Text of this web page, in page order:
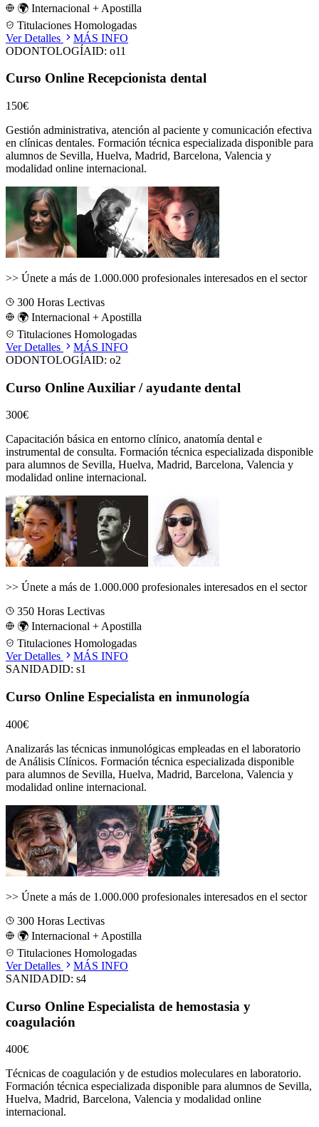
🌍 Internacional + Apostilla
Titulaciones Homologadas
Ver Detalles
MÁS INFO
ODONTOLOGÍAID: o11
Curso Online Recepcionista dental
150€
Gestión administrativa, atención al paciente y comunicación efectiva
en clínicas dentales. Formación técnica especializada disponible para
alumnos de Sevilla, Huelva, Madrid, Barcelona, Valencia y
modalidad online internacional.
>> Únete a más de 1.000.000 profesionales interesados en el sector
300 Horas Lectivas
🌍 Internacional + Apostilla
Titulaciones Homologadas
Ver Detalles
MÁS INFO
ODONTOLOGÍAID: o2
Curso Online Auxiliar / ayudante dental
300€
Capacitación básica en entorno clínico, anatomía dental e
instrumental de consulta. Formación técnica especializada disponible
para alumnos de Sevilla, Huelva, Madrid, Barcelona, Valencia y
modalidad online internacional.
>> Únete a más de 1.000.000 profesionales interesados en el sector
350 Horas Lectivas
🌍 Internacional + Apostilla
Titulaciones Homologadas
Ver Detalles
MÁS INFO
SANIDADID: s1
Curso Online Especialista en inmunología
400€
Analizarás las técnicas inmunológicas empleadas en el laboratorio
de Análisis Clínicos. Formación técnica especializada disponible
para alumnos de Sevilla, Huelva, Madrid, Barcelona, Valencia y
modalidad online internacional.
>> Únete a más de 1.000.000 profesionales interesados en el sector
300 Horas Lectivas
🌍 Internacional + Apostilla
Titulaciones Homologadas
Ver Detalles
MÁS INFO
SANIDADID: s4
Curso Online Especialista de hemostasia y
coagulación
400€
Técnicas de coagulación y de estudios moleculares en laboratorio.
Formación técnica especializada disponible para alumnos de Sevilla,
Huelva, Madrid, Barcelona, Valencia y modalidad online
internacional.